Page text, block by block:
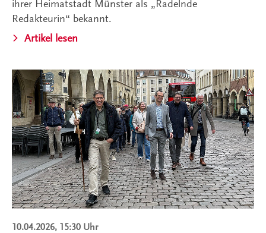
ihrer Heimatstadt Münster als „Radelnde
Redakteurin“ bekannt.
Artikel lesen
10.04.2026, 15:30 Uhr